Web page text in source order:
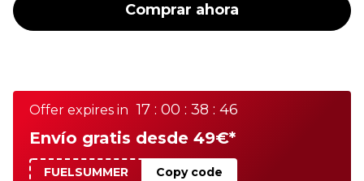
Comprar ahora
Offer expires in 17 : 00 : 38 : 46
Envío gratis desde 49€*
FUELSUMMER Copy code